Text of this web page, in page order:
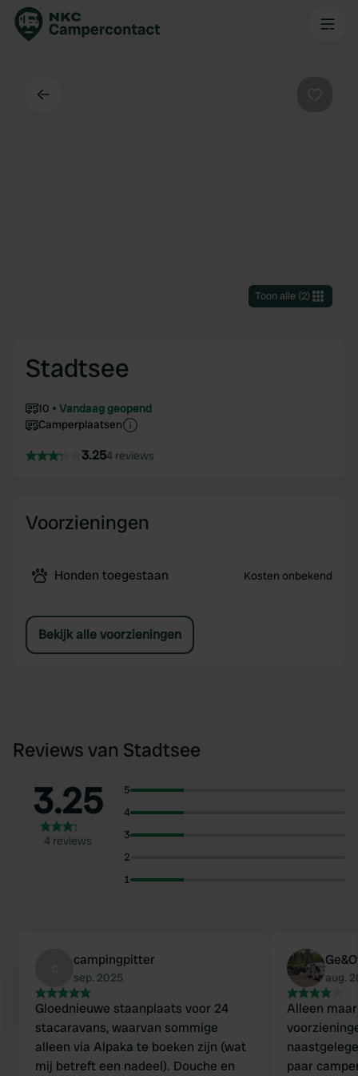
Toon alle(2)
Stadtsee
10
Vandaag geopend
Camperplaatsen
3.254 reviews
Voorzieningen
Honden toegestaan Kosten onbekend
Bekijk alle voorzieningen
Reviews van Stadtsee
3.25
4 reviews
5
4
3
2
1
campingpitter
sep. 2025
Gloednieuwe staanplaats voor 24
stacaravans, waarvan sommige
alleen via Alpaka te boeken zijn (wat
mij betreft een nadeel). Douche en
aug.
Alleen
paar